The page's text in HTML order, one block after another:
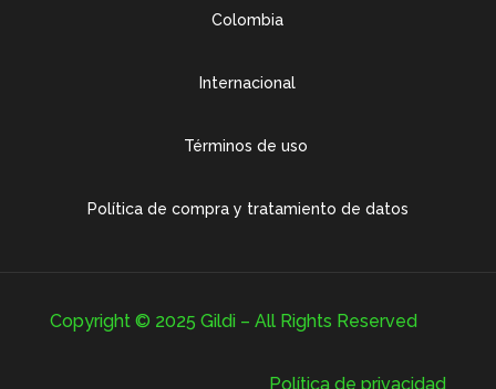
Colombia
Internacional
Términos de uso
Política de compra y tratamiento de datos
Copyright © 2025 Gildi – All Rights Reserved
Política de privacidad